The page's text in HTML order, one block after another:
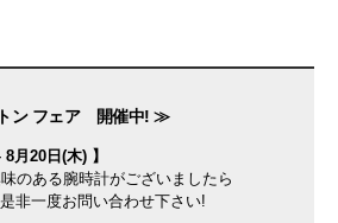
ン フェア 開催中! ≫
月20日(木) 】
のある腕時計がございましたら
非一度お問い合わせ下さい!